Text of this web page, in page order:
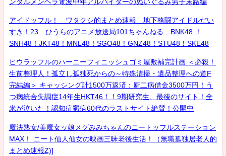
アイドッフル！ ワタクシ的まとめ速報 地下格闘アイドルだい
すき！23 ひうらのアニメ放送局101ちゃんねる BNK48 ！
SNH48！JKT48！MNL48！SGO48！GNZ48！STU48！SKE48
ヒウラッフルのハーニーフィニッシュゴミ屋敷補完計画 ＜必殺！
生前整理人！孤立し孤独死からの～特殊清掃・遺品整理への道F
完結編＞ キャッシング計1500万返済：厨二病借金3500万円！う
つ病統合失調症14年生HKT46！！9期研究生、最後のサイト！全
米が泣いた！認知症鬱病60代のラストサイト絶賛！公開中
魔法熟女/美魔女ッ娘メグみみちゃんのニートッフルステーション
MAX！ ニート仙人仙女の映画三昧老後生活！（無職孤独居老人的
まとめ速報Z)]